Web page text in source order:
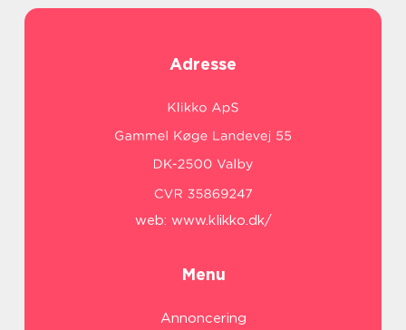
Adresse
web: www.klikko.dk/
Menu
Annoncering